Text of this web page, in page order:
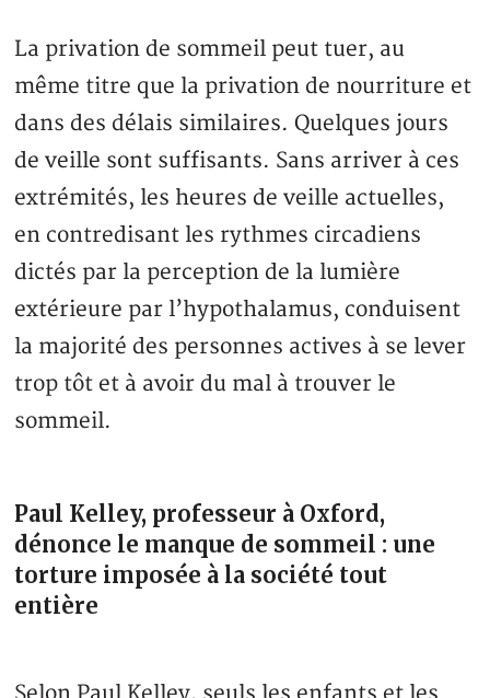
La privation de sommeil peut tuer, au
même titre que la privation de nourriture et
dans des délais similaires. Quelques jours
de veille sont suffisants. Sans arriver à ces
extrémités, les heures de veille actuelles,
en contredisant les rythmes circadiens
dictés par la perception de la lumière
extérieure par l’hypothalamus, conduisent
la majorité des personnes actives à se lever
trop tôt et à avoir du mal à trouver le
sommeil.
Paul Kelley, professeur à Oxford,
dénonce le manque de sommeil : une
torture imposée à la société tout
entière